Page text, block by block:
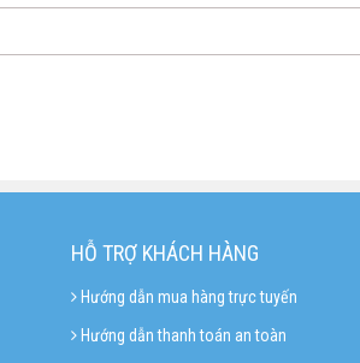
HỖ TRỢ KHÁCH HÀNG
Hướng dẫn mua hàng trực tuyến
Hướng dẫn thanh toán an toàn